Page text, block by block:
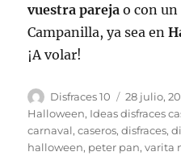
vuestra pareja o con un
Campanilla, ya sea en
¡A volar!
Autor
Disfraces 10
Publicado
el
28 julio,
Halloween, Ideas disfraces
carnaval,caseros,disfraces,
halloween, peter pan,varita